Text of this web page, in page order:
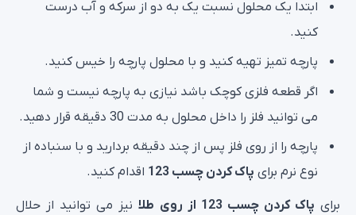
ابتدا یک محلول نسبت یک به دو از سرکه و آب درست
کنید.
پارچه تمیز تهیه کنید و با محلول پارچه را خیس کنید.
اگر قطعه فلزی کوچک باشد نیازی به پارچه نیست و شما
می توانید فلز را داخل محلول به مدت 30 دقیقه قرار دهید.
پارچه را از روی فلز پس از چند دقیقه بردارید و با سنباده از
نوع نرم برای پاک کردن چسب 123 اقدام کنید.
برای پاک کردن چسب 123 از روی طلا
نیز می توانید از حلال